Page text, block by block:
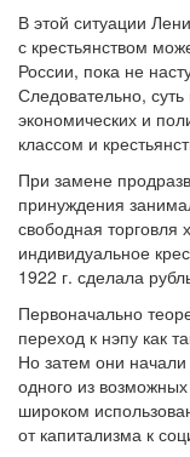
В этой ситуации
с крестьянством
России, пока не
Следовательно,
экономических и
классом и
При замене
принуждения
свободная
индивидуальное
1922 г. сделала
Первоначально
переход к нэпу как
Но затем они
одного из
широком
от капитализма к